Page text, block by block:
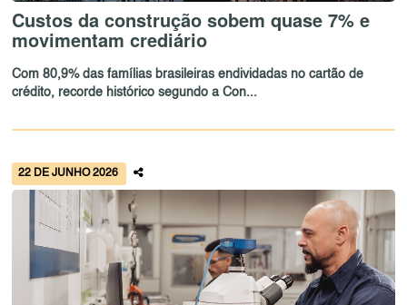
Custos da construção sobem quase 7% e
movimentam crediário
Com 80,9% das famílias brasileiras endividadas no cartão de
crédito, recorde histórico segundo a Con...
22 DE JUNHO 2026